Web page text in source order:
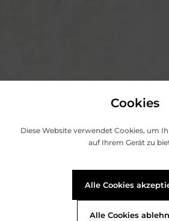
Cookies
Diese Website verwendet Cookies, um
auf Ihrem Gerät zu
Alle Cookies
Alle Cookies